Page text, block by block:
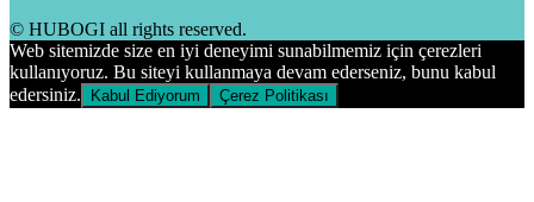
© HUBOGI all rights reserved.
Web sitemizde size en iyi deneyimi sunabilmemiz için çerezleri
kullanıyoruz. Bu siteyi kullanmaya devam ederseniz, bunu kabul
edersiniz.
Kabul Ediyorum Çerez Politikası